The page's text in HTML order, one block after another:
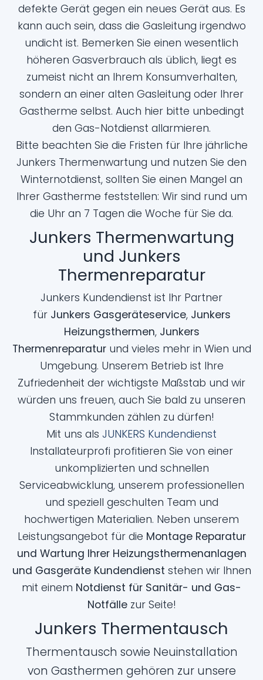
defekte Gerät gegen ein neues Gerät aus. Es
kann auch sein, dass die Gasleitung irgendwo
undicht ist. Bemerken Sie einen wesentlich
höheren Gasverbrauch als üblich, liegt es
zumeist nicht an Ihrem Konsumverhalten,
sondern an einer alten Gasleitung oder Ihrer
Gastherme selbst. Auch hier bitte unbedingt
den Gas-Notdienst allarmieren.
Bitte beachten Sie die Fristen für Ihre jährliche
Junkers Thermenwartung und nutzen Sie den
Winternotdienst, sollten Sie einen Mangel an
Ihrer Gastherme feststellen: Wir sind rund um
die Uhr an 7 Tagen die Woche für Sie da.
Junkers Thermenwartung
und Junkers
Thermenreparatur
Junkers Kundendienst ist Ihr Partner
für Junkers Gasgeräteservice, Junkers
Heizungsthermen, Junkers
Thermenreparaturund vieles mehr in Wien und
Umgebung. Unserem Betrieb ist Ihre
Zufriedenheit der wichtigste Maßstab und wir
würden uns freuen, auch Sie bald zu unseren
Stammkunden zählen zu dürfen!
Mit uns als JUNKERS Kundendienst
Installateurprofi profitieren Sie von einer
unkomplizierten und schnellen
Serviceabwicklung, unserem professionellen
und speziell geschulten Team und
hochwertigen Materialien. Neben unserem
Leistungsangebot für die Montage Reparatur
und Wartung Ihrer Heizungsthermenanlagen
und Gasgeräte Kundendienst stehen wir Ihnen
mit einem Notdienst für Sanitär- und Gas-
Notfällezur Seite!
Junkers Thermentausch
Thermentausch sowie Neuinstallation
von Gasthermen gehören zur unsere